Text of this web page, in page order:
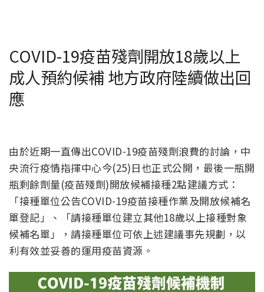
COVID-19疫苗殘劑開放18歲以上
成人預約候補 地方政府陸續做出回
應
由於近期一直傳出COVID-19疫苗殘劑浪費的討論，中
央流行疫情指揮中心今(25)日也正式公開，最後一瓶開
瓶剩餘劑量(疫苗殘劑)開放候補接種2點建議方式：
「接種單位公告COVID-19疫苗接種作業及開放候補名
單登記」、「請接種單位建立其他18歲以上接種對象
候補名單」，請接種單位可依上述建議事先規劃，以
利有效並妥善的運用疫苗資源。